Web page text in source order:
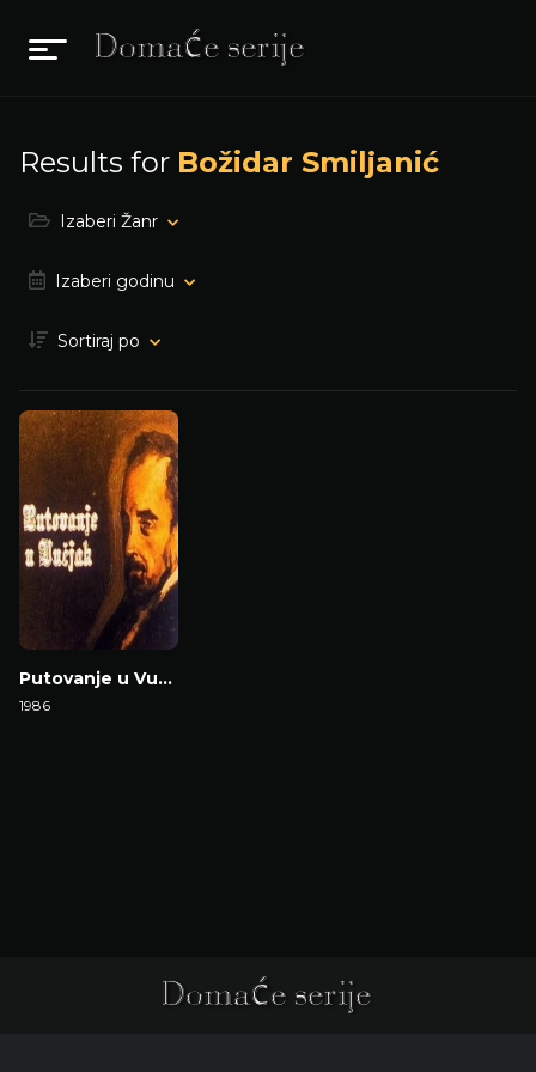
Results for Božidar Smiljanić
Izaberi Žanr
Izaberi godinu
Sortiraj po
Putovanje u Vučjak
1986